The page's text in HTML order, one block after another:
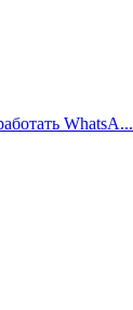
WhatsA...